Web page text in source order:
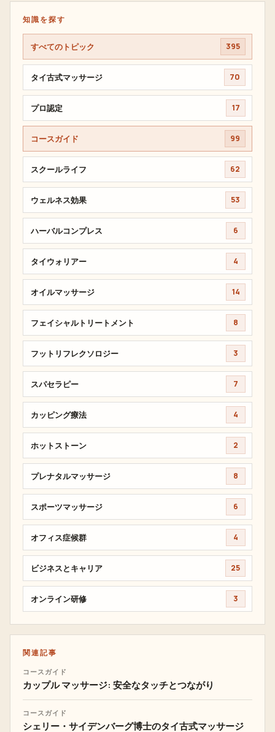
知識を探す
すべてのトピック 395
タイ古式マッサージ 70
プロ認定 17
コースガイド 99
スクールライフ 62
ウェルネス効果 53
ハーバルコンプレス 6
タイウォリアー 4
オイルマッサージ 14
フェイシャルトリートメント 8
フットリフレクソロジー 3
スパセラピー 7
カッピング療法 4
ホットストーン 2
プレナタルマッサージ 8
スポーツマッサージ 6
オフィス症候群 4
ビジネスとキャリア 25
オンライン研修 3
関連記事
コースガイド
カップル マッサージ: 安全なタッチとつながり
コースガイド
シェリー・サイデンバーグ博士のタイ古式マッサージ